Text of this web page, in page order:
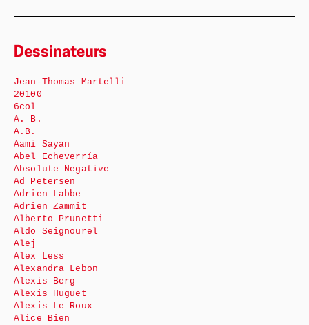
Dessinateurs
Jean-Thomas Martelli
20100
6col
A. B.
A.B.
Aami Sayan
Abel Echeverría
Absolute Negative
Ad Petersen
Adrien Labbe
Adrien Zammit
Alberto Prunetti
Aldo Seignourel
Alej
Alex Less
Alexandra Lebon
Alexis Berg
Alexis Huguet
Alexis Le Roux
Alice Bien